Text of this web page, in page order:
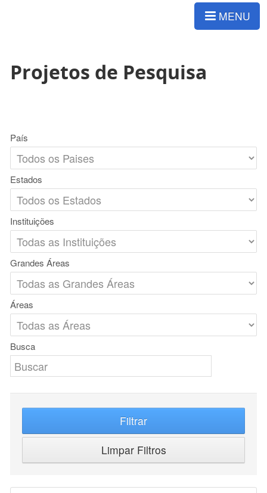
MENU
Projetos de Pesquisa
País
Estados
Instituições
Grandes Áreas
Áreas
Busca
Filtrar
Limpar Filtros